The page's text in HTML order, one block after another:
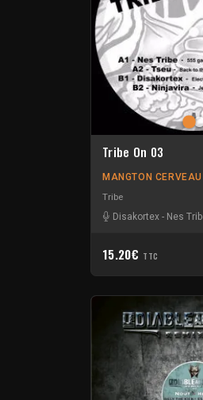
Tribe On 03
MANGTON CERVEAU
Tribe
Disakortex - Nes
15.20€ TTC